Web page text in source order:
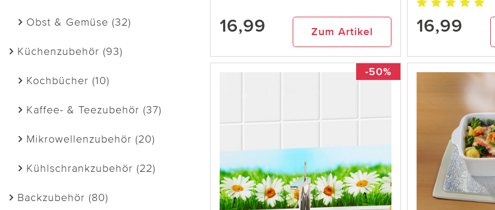
Obst & Gemüse (32)
Küchenzubehör (93)
Kochbücher (10)
Kaffee- & Teezubehör (37)
Mikrowellenzubehör (20)
Kühlschrankzubehör (22)
Backzubehör (80)
16,99 Zum Artikel 16,99
-50%